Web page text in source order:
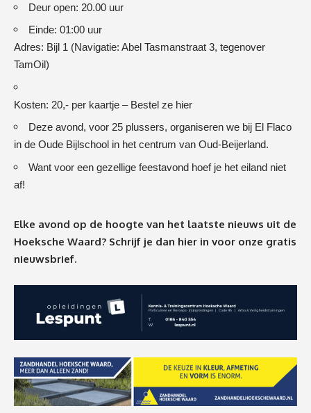
Deur open: 20.00 uur
Einde: 01:00 uur
Adres: Bijl 1 (Navigatie: Abel Tasmanstraat 3, tegenover
TamOil)
Kosten: 20,- per kaartje – Bestel ze hier
Deze avond, voor 25 plussers, organiseren we bij El Flaco
in de Oude Bijlschool in het centrum van Oud-Beijerland.
Want voor een gezellige feestavond hoef je het eiland niet
af!
Elke avond op de hoogte van het laatste nieuws uit de
Hoeksche Waard? Schrijf je dan hier in voor onze gratis
nieuwsbrief.